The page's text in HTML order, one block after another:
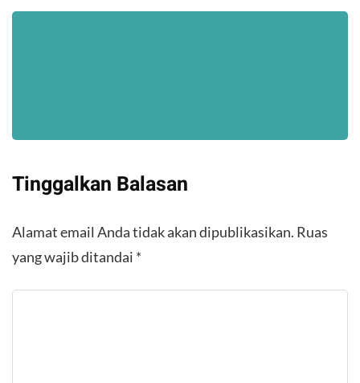
Tinggalkan Balasan
Alamat email Anda tidak akan dipublikasikan. Ruas
yang wajib ditandai *